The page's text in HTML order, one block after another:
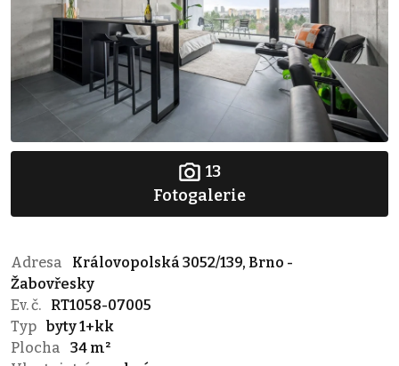
13
Fotogalerie
Adresa
Královopolská 3052/139, Brno -
Žabovřesky
Ev. č.
RT1058-07005
Typ byty 1+kk
Plocha
34 m²